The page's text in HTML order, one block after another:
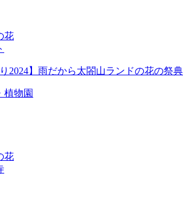
花
り2024】雨だから太閤山ランドの花の祭
植物園
花